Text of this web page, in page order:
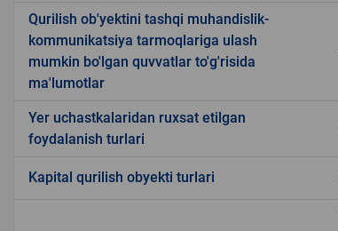
Qurilish ob'yektini tashqi muhandislik-
kommunikatsiya tarmoqlariga ulash
mumkin bo'lgan quvvatlar to'g'risida
ma'lumotlar
Yer uchastkalaridan ruxsat etilgan
foydalanish turlari
Kapital qurilish obyekti turlari